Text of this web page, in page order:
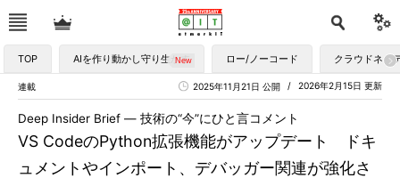
TOP AIを作り動かし守り生かす ロー/ノーコード クラウドネイ
連載 2026年2月15日 更新
2025年11月21日 公開
VS CodeのPython拡張機能がアップデート ドキ
ュメントやインポート、デバッガー関連が強化さ
Deep Insider Brief ― 技術の“今”にひと言コメント